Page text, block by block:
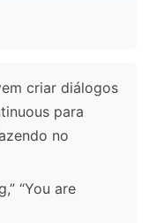
criar diálogos
para
no
“You are